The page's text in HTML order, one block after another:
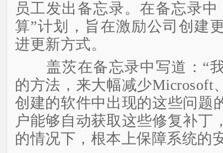
员工发出备忘录。在备忘录
算”计划，旨在激励公司创建
进更新方式。
盖茨在备忘录中写道：“我
的方法，来大幅减少Microsoft
创建的软件中出现的这些问题
户能够自动获取这些修复补丁
的情况下，根本上保障系统的